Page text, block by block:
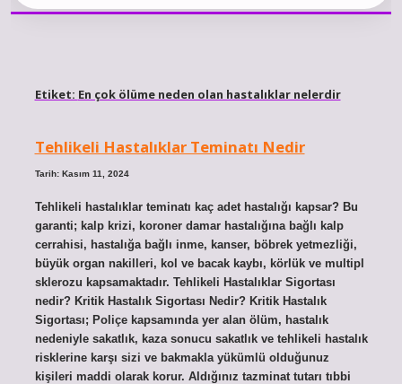
Etiket: En çok ölüme neden olan hastalıklar nelerdir
Tehlikeli Hastalıklar Teminatı Nedir
Tarih: Kasım 11, 2024
Tehlikeli hastalıklar teminatı kaç adet hastalığı kapsar? Bu
garanti; kalp krizi, koroner damar hastalığına bağlı kalp
cerrahisi, hastalığa bağlı inme, kanser, böbrek yetmezliği,
büyük organ nakilleri, kol ve bacak kaybı, körlük ve multipl
sklerozu kapsamaktadır. Tehlikeli Hastalıklar Sigortası
nedir? Kritik Hastalık Sigortası Nedir? Kritik Hastalık
Sigortası; Poliçe kapsamında yer alan ölüm, hastalık
nedeniyle sakatlık, kaza sonucu sakatlık ve tehlikeli hastalık
risklerine karşı sizi ve bakmakla yükümlü olduğunuz
kişileri maddi olarak korur. Aldığınız tazminat tutarı tıbbi